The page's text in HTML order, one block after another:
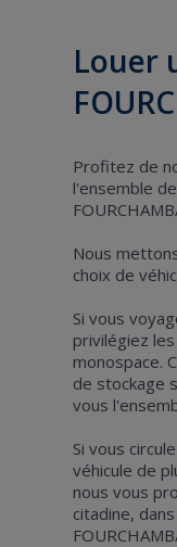
Louer
Profitez de
l'ensemble
Nous
choix de
Si vous
privilégiez
monospace.
de stockage
vous
Si vous
véhicule de
nous vous
citadine,